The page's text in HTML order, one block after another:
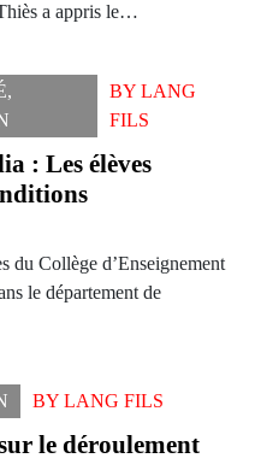
a appris le…
,
BYLANG
FILS
: Les élèves
du Collège d’Enseignement
le département de
BY LANG FILS
le déroulement